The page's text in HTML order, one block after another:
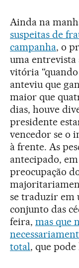
Ainda na
suspeitas de
campanha, o
uma entrevista
vitória
anteviu que
maior que
dias, houve
presidente
vencedor se o
à frente. As
antecipado,
preocupação
se traduzir em
conjunto das
feira, mas que
total, que